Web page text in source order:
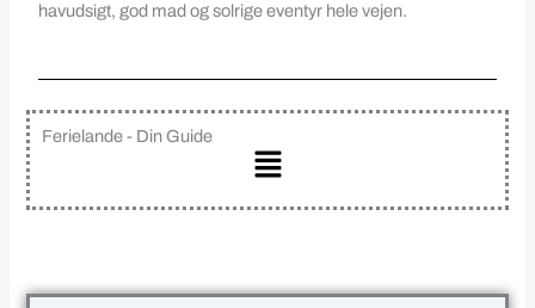
havudsigt, god mad og solrige eventyr hele vejen.
Ferielande - Din Guide
Main
Menu